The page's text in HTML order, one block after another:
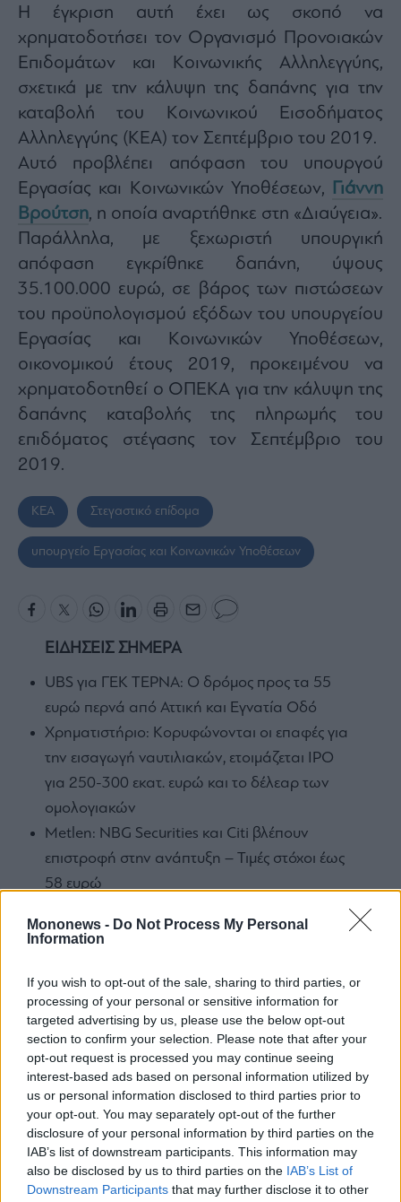
Mononews - Do Not Process My Personal
Information
If you wish to opt-out of the sale, sharing to third parties, or
processing of your personal or sensitive information for
targeted advertising by us, please use the below opt-out
section to confirm your selection. Please note that after your
opt-out request is processed you may continue seeing
interest-based ads based on personal information utilized by
us or personal information disclosed to third parties prior to
your opt-out. You may separately opt-out of the further
disclosure of your personal information by third parties on the
IAB’s list of downstream participants. This information may
also be disclosed by us to third parties on the IAB’s List of
Downstream Participants that may further disclose it to other
Architecture
&
Design
Fashion
&
Art
Watches
Yachts
Table
For
Two
Μετοχές
Αγορές
Trader's
Buy-
Hold-
Sell
The
Investor
Crypto
Χρηματιστηριακές
Ανακοινώσεις
Content
Content
Reports
&
Content
Calendar
Monocle
Media
Lab
Mononews100
Εγγραφείτε
στο
Newsletter
του
mononews.gr
By
submitting
email,
Η έγκριση αυτή έχει ως σκοπό να
χρηματοδοτήσει τον Οργανισμό Προνοιακών
Επιδομάτων και Κοινωνικής Αλληλεγγύης,
σχετικά με την κάλυψη της δαπάνης για την
καταβολή του Κοινωνικού Εισοδήματος
Αλληλεγγύης (ΚΕΑ) τον Σεπτέμβριο του 2019.
Αυτό προβλέπει απόφαση του υπουργού
Εργασίας και Κοινωνικών Υποθέσεων,
Γιάννη
Βρούτση, η οποία αναρτήθηκε στη «Διαύγεια».
Παράλληλα, με ξεχωριστή υπουργική
απόφαση εγκρίθηκε δαπάνη, ύψους
35.100.000 ευρώ, σε βάρος των πιστώσεων
του προϋπολογισμού εξόδων του υπουργείου
Εργασίας και Κοινωνικών Υποθέσεων,
οικονομικού έτους 2019, προκειμένου να
χρηματοδοτηθεί ο ΟΠΕΚΑ για την κάλυψη της
δαπάνης καταβολής της πληρωμής του
επιδόματος στέγασης τον Σεπτέμβριο του
2019.
ΚΕΑ Στεγαστικό επίδομα
υπουργείο Εργασίας και Κοινωνικών Υποθέσεων
ΕΙΔΗΣΕΙΣ ΣΗΜΕΡΑ
UBS για ΓΕΚ ΤΕΡΝΑ: Ο δρόμος προς τα 55
ευρώ περνά από Αττική και Εγνατία Οδό
Χρηματιστήριο: Κορυφώνονται οι επαφές για
την εισαγωγή ναυτιλιακών, ετοιμάζεται IPO
για 250-300 εκατ. ευρώ και το δέλεαρ των
ομολογιακών
Metlen: NBG Securities και Citi βλέπουν
επιστροφή στην ανάπτυξη – Τιμές στόχοι έως
58 ευρώ
εκεί ψηλά! Επένδυση 200 εκατ. ευρώ για την
Ακολουθήστε το mononews.gr στο
Google Newsκαι ενημερωθείτε
πρώτοι.
Θέλετε να ενημερώνεστε για όλα τα
οικονομικά και επιχειρηματικά νέα;
Εγγραφείτε στο Newsletter του mononews.gr